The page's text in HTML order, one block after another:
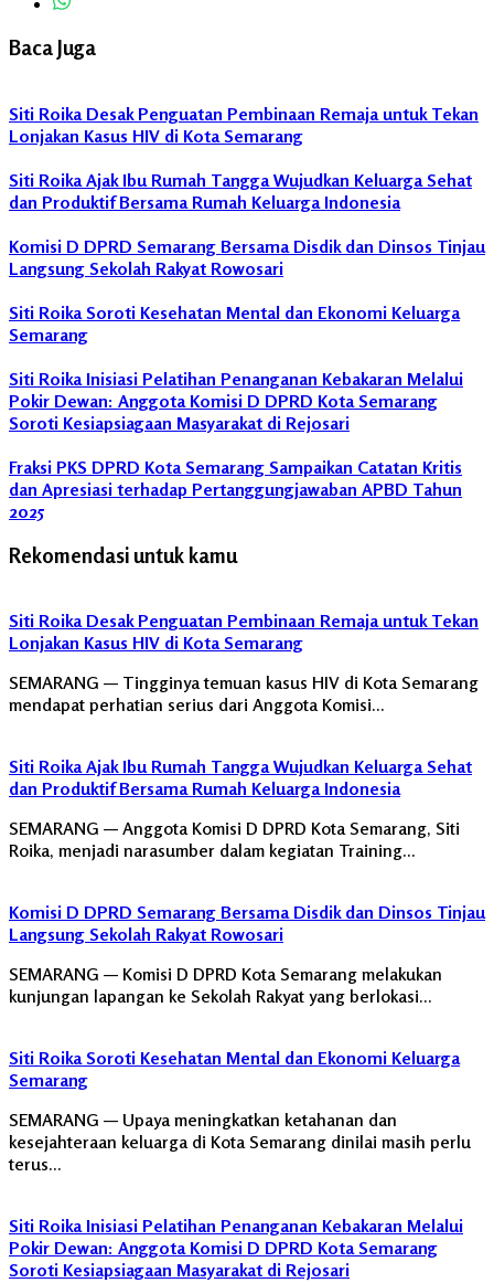
D
Stunting
Baca Juga
Siti Roika Desak Penguatan Pembinaan Remaja untuk Tekan
Lonjakan Kasus HIV di Kota Semarang
Siti Roika Ajak Ibu Rumah Tangga Wujudkan Keluarga Sehat
dan Produktif Bersama Rumah Keluarga Indonesia
Komisi D DPRD Semarang Bersama Disdik dan Dinsos Tinjau
Langsung Sekolah Rakyat Rowosari
Siti Roika Soroti Kesehatan Mental dan Ekonomi Keluarga
Semarang
Siti Roika Inisiasi Pelatihan Penanganan Kebakaran Melalui
Pokir Dewan: Anggota Komisi D DPRD Kota Semarang
Soroti Kesiapsiagaan Masyarakat di Rejosari
Fraksi PKS DPRD Kota Semarang Sampaikan Catatan Kritis
dan Apresiasi terhadap Pertanggungjawaban APBD Tahun
2025
Rekomendasi untuk kamu
Siti Roika Desak Penguatan Pembinaan Remaja untuk Tekan
Lonjakan Kasus HIV di Kota Semarang
SEMARANG — Tingginya temuan kasus HIV di Kota Semarang
mendapat perhatian serius dari Anggota Komisi…
Siti Roika Ajak Ibu Rumah Tangga Wujudkan Keluarga Sehat
dan Produktif Bersama Rumah Keluarga Indonesia
SEMARANG — Anggota Komisi D DPRD Kota Semarang, Siti
Roika, menjadi narasumber dalam kegiatan Training…
Komisi D DPRD Semarang Bersama Disdik dan Dinsos Tinjau
Langsung Sekolah Rakyat Rowosari
SEMARANG — Komisi D DPRD Kota Semarang melakukan
kunjungan lapangan ke Sekolah Rakyat yang berlokasi…
Siti Roika Soroti Kesehatan Mental dan Ekonomi Keluarga
Semarang
SEMARANG — Upaya meningkatkan ketahanan dan
kesejahteraan keluarga di Kota Semarang dinilai masih perlu
terus…
Siti Roika Inisiasi Pelatihan Penanganan Kebakaran Melalui
Pokir Dewan: Anggota Komisi D DPRD Kota Semarang
Soroti Kesiapsiagaan Masyarakat di Rejosari